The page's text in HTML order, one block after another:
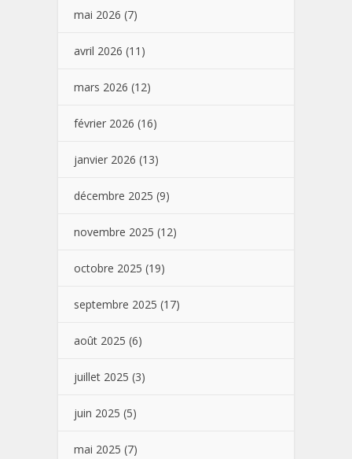
mai 2026 (7)
avril 2026 (11)
mars 2026 (12)
février 2026 (16)
janvier 2026 (13)
décembre 2025 (9)
novembre 2025 (12)
octobre 2025 (19)
septembre 2025 (17)
août 2025 (6)
juillet 2025 (3)
juin 2025 (5)
mai 2025 (7)